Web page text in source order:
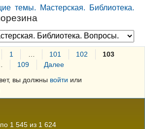
темы. Мастерская. Библиотека.
1 101 102
103
109
Далее
вы должны войти или
1 545 из 1 624